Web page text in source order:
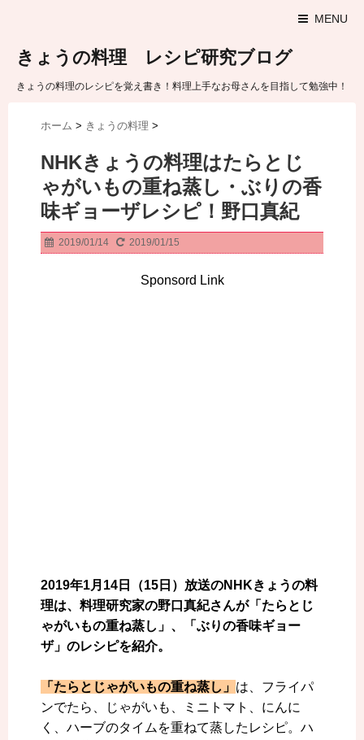
MENU
きょうの料理 レシピ研究ブログ
きょうの料理のレシピを覚え書き！料理上手なお母さんを目指して勉強中！
ホーム > きょうの料理 >
NHKきょうの料理はたらとじ
ゃがいもの重ね蒸し・ぶりの香
味ギョーザレシピ！野口真紀
2019/01/14 2019/01/15
Sponsord Link
2019年1月14日（15日）放送のNHKきょうの料
理は、料理研究家の野口真紀さんが「たらとじ
ゃがいもの重ね蒸し」、「ぶりの香味ギョー
ザ」のレシピを紹介。
「たらとじゃがいもの重ね蒸し」 は、フライパ
ンでたら、じゃがいも、ミニトマト、にんに
く、ハーブのタイムを重ねて蒸したレシピ。ハ